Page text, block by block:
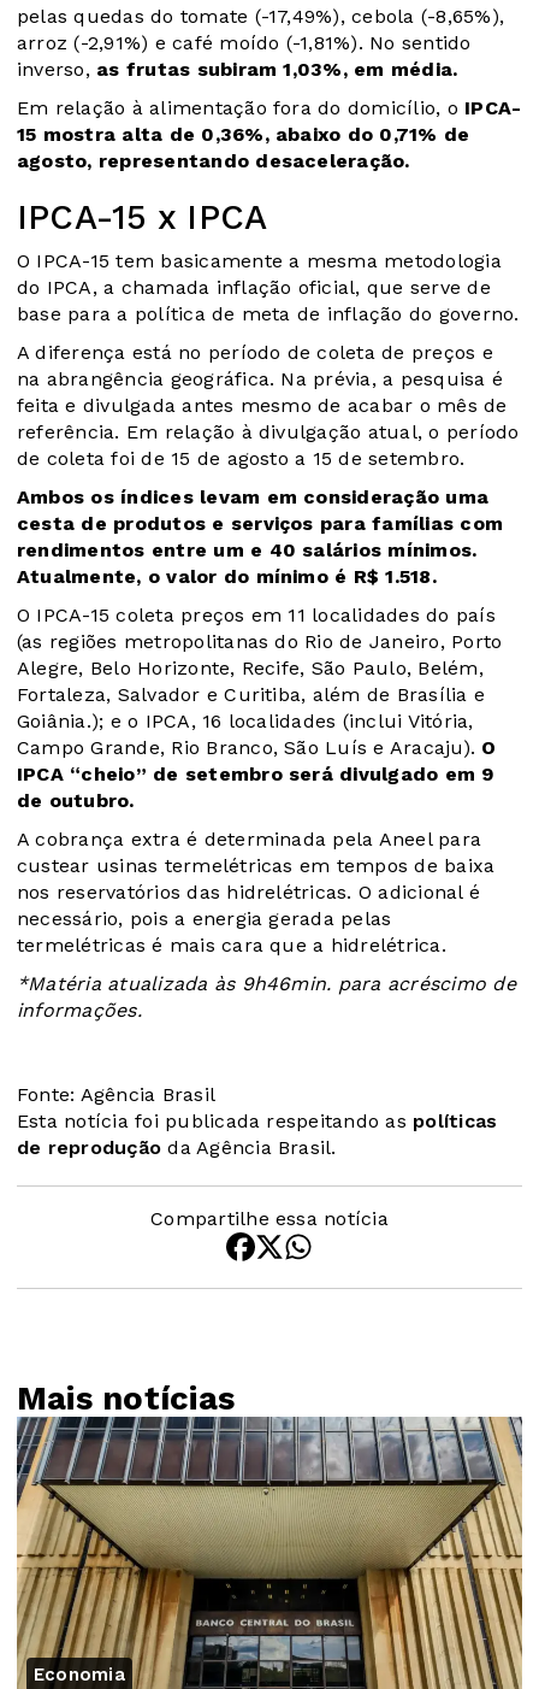
pelas quedas do tomate (-17,49%), cebola (-8,65%),
arroz (-2,91%) e café moído (-1,81%). No sentido
inverso, as frutas subiram 1,03%, em média.
Em relação à alimentação fora do domicílio, o IPCA-
15 mostra alta de 0,36%, abaixo do 0,71% de
agosto, representando desaceleração.
IPCA-15 x IPCA
O IPCA-15 tem basicamente a mesma metodologia
do IPCA, a chamada inflação oficial, que serve de
base para a política de meta de inflação do governo.
A diferença está no período de coleta de preços e
na abrangência geográfica. Na prévia, a pesquisa é
feita e divulgada antes mesmo de acabar o mês de
referência. Em relação à divulgação atual, o período
de coleta foi de 15 de agosto a 15 de setembro.
Ambos os índices levam em consideração uma
cesta de produtos e serviços para famílias com
rendimentos entre um e 40 salários mínimos.
Atualmente, o valor do mínimo é R$ 1.518.
O IPCA-15 coleta preços em 11 localidades do país
(as regiões metropolitanas do Rio de Janeiro, Porto
Alegre, Belo Horizonte, Recife, São Paulo, Belém,
Fortaleza, Salvador e Curitiba, além de Brasília e
Goiânia.); e o IPCA, 16 localidades (inclui Vitória,
Campo Grande, Rio Branco, São Luís e Aracaju). O
IPCA “cheio” de setembro será divulgado em 9
de outubro.
A cobrança extra é determinada pela Aneel para
custear usinas termelétricas em tempos de baixa
nos reservatórios das hidrelétricas. O adicional é
necessário, pois a energia gerada pelas
termelétricas é mais cara que a hidrelétrica.
*Matéria atualizada às 9h46min. para acréscimo de
informações.
Fonte: Agência Brasil
Esta notícia foi publicada respeitando as políticas
de reprodução da Agência Brasil.
Compartilhe essa notícia
Mais notícias
Economia